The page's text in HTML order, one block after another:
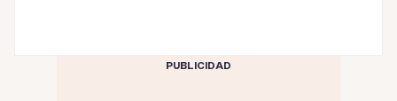
PUBLICIDAD